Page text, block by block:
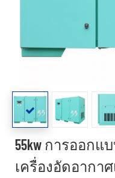
55kw การออกแ
เครื่องอัดอาก